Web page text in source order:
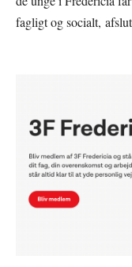
fagligt og socialt,